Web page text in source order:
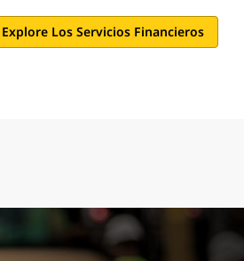
Explore Los Servicios Financieros